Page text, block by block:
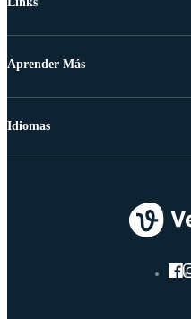
Aprender Más
Idiomas